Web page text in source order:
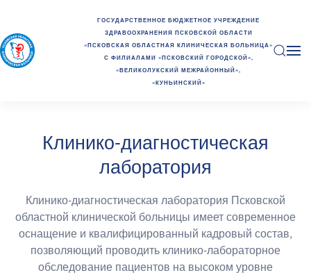
ГОСУДАРСТВЕННОЕ БЮДЖЕТНОЕ УЧРЕЖДЕНИЕ
ЗДРАВООХРАНЕНИЯ ПСКОВСКОЙ ОБЛАСТИ
«ПСКОВСКАЯ ОБЛАСТНАЯ КЛИНИЧЕСКАЯ БОЛЬНИЦА»
С ФИЛИАЛАМИ «ПСКОВСКИЙ ГОРОДСКОЙ»,
«ВЕЛИКОЛУКСКИЙ МЕЖРАЙОННЫЙ»,
«КУНЬИНСКИЙ»
Клинико-диагностическая
лаборатория
Клинико-диагностическая лаборатория Псковской
областной клинической больницы имеет современное
оснащение и квалифицированный кадровый состав,
позволяющий проводить клинико-лабораторное
обследование пациентов на высоком уровне